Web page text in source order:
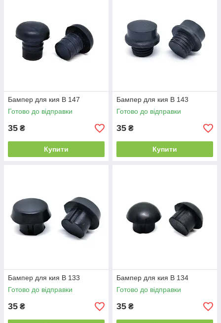
Бампер для кия B 147
Готово до відправки
35 ₴
Купити
Бампер для кия B 143
Готово до відправки
35 ₴
Купити
Бампер для кия B 133
Готово до відправки
35 ₴
Бампер для кия B 134
Готово до відправки
35 ₴